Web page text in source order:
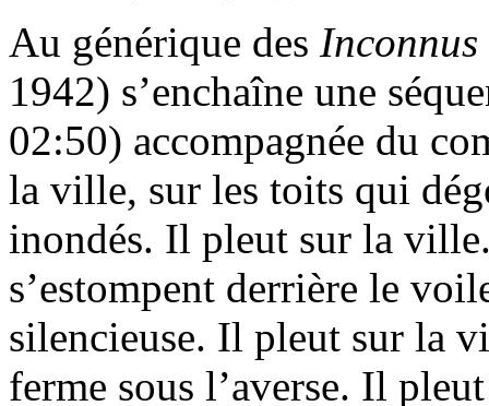
Au générique des
1942) s’enchaîne une
02:50) accompagnée du
la ville, sur les toits qui
inondés. Il pleut sur la
s’estompent derrière le
silencieuse. Il pleut sur la
ferme sous l’averse. Il